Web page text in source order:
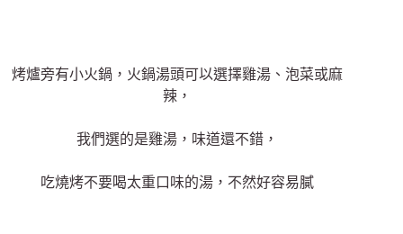
烤爐旁有小火鍋，火鍋湯頭可以選擇雞湯、泡菜或麻
辣，
我們選的是雞湯，味道還不錯，
吃燒烤不要喝太重口味的湯，不然好容易膩